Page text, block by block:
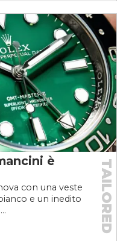
è
con una veste
e un inedito
TAILORED